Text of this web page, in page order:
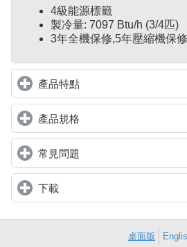
4級能源標籤
製冷量: 7097 Btu/h (3/4匹)
3年全機保修,5年壓縮機保修
產品特點click to expand contents
產品規格
常見問題
下載click to expand contents
桌面版